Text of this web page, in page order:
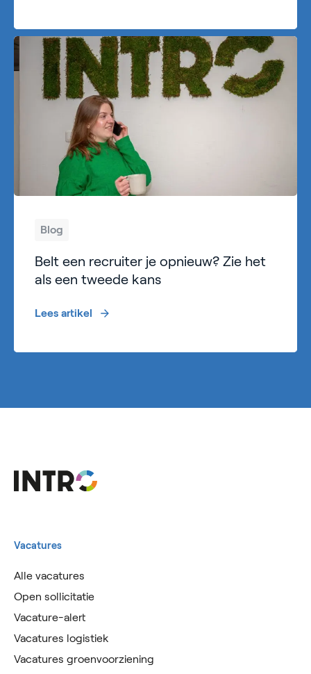
Blog
Belt een recruiter je opnieuw? Zie het
als een tweede kans
Lees artikel
Vacatures
Alle vacatures
Open sollicitatie
Vacature-alert
Vacatures logistiek
Vacatures groenvoorziening